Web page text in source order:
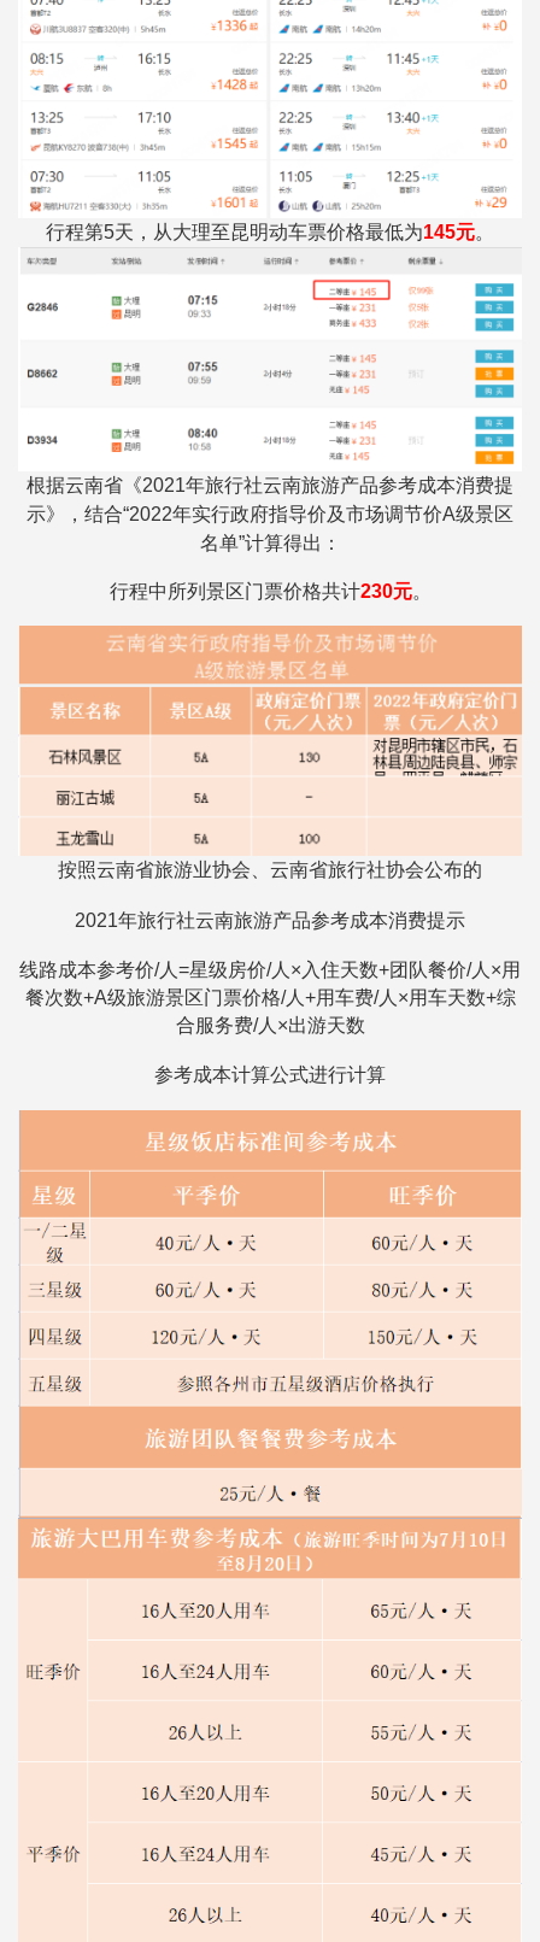
行程第5天，从大理至昆明动车票价格最低为145元。
根据云南省《2021年旅行社云南旅游产品参考成本消费提
示》，结合“2022年实行政府指导价及市场调节价A级景区
名单”计算得出：
行程中所列景区门票价格共计230元。
按照云南省旅游业协会、云南省旅行社协会公布的
2021年旅行社云南旅游产品参考成本消费提示
线路成本参考价/人=星级房价/人×入住天数+团队餐价/人×用
餐次数+A级旅游景区门票价格/人+用车费/人×用车天数+综
合服务费/人×出游天数
参考成本计算公式进行计算